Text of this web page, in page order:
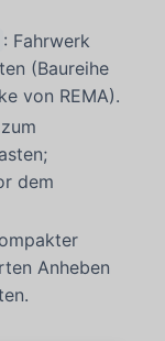
: Fahrwerk
(Baureihe
von REMA).
dem
Anheben